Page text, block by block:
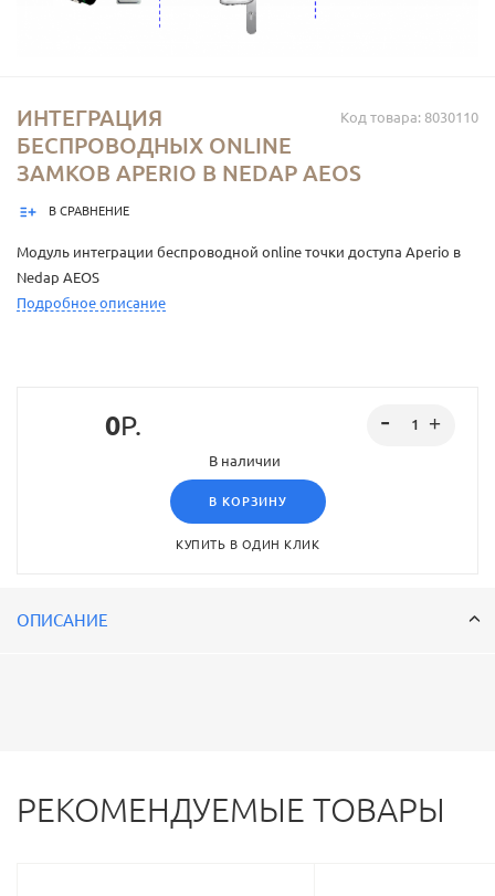
Код товара: 8030110
ИНТЕГРАЦИЯ
БЕСПРОВОДНЫХ ONLINE
ЗАМКОВ APERIO В NEDAP AEOS
В СРАВНЕНИЕ
Модуль интеграции беспроводной online точки доступа Aperio в
Nedap AEOS
Подробное описание
0Р.
В наличии
В КОРЗИНУ
КУПИТЬ В ОДИН КЛИК
ОПИСАНИЕ
РЕКОМЕНДУЕМЫЕ ТОВАРЫ